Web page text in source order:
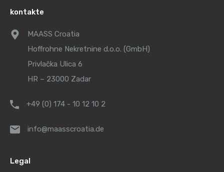
kontakte
MAASS Croatia
Hoffrohne Nekretnine d.o.o. (GmbH)
Privlačka Ulica 6
HR – 23000 Zadar
+49 (0) 174 - 10 12 10 2
info@maasscroatia.de
Legal